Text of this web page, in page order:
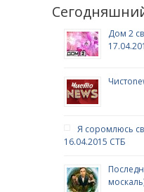
Дом 2
Я соромлюсь
16.04.2015 СТБ